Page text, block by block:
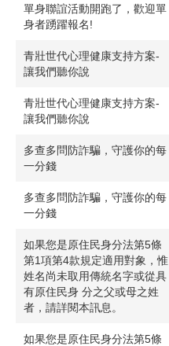
單身聯誼活動開跑了，歡迎單
身者踴躍報名!
青壯世代心理健康支持方案-
讓我們聽你說
青壯世代心理健康支持方案-
讓我們聽你說
多查多問防詐騙，守護你的每
一分錢
多查多問防詐騙，守護你的每
一分錢
如果您是原住民身分法第5條
第1項第4款規定適用對象，惟
姓名尚未取用傳統名字或從具
有原住民身 分之父或母之姓
者，請詳閱本訊息。
如果您是原住民身分法第5條